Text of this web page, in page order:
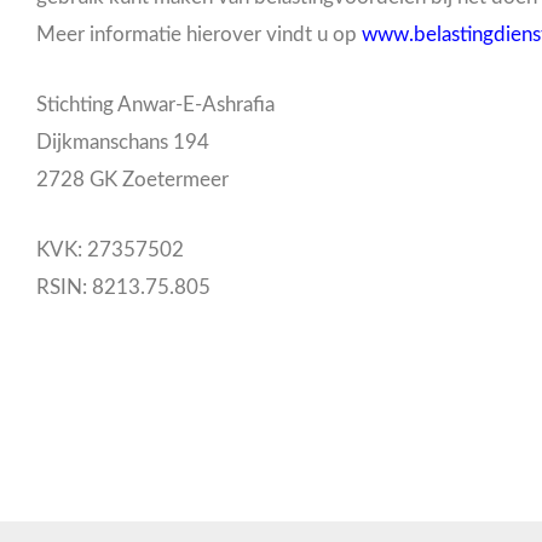
Meer informatie hierover vindt u op
Stichting Anwar-E-Ashrafia
Dijkmanschans 194
2728 GK Zoetermeer
KVK: 27357502
RSIN: 8213.75.805